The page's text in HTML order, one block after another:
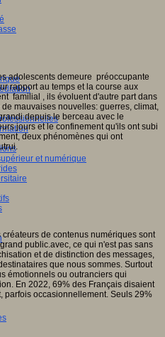
et numérique
adolescents demeure préoccupante
rapport au temps et la course aux
familial , ils évoluent d'autre part dans
mauvaises nouvelles: guerres, climat,
depuis le berceau avec le
jours et le confinement qu'ils ont subi
deux phénomènes qui ont
de contenus numériques sont
public.avec, ce qui n'est pas sans
et de distinction des messages,
que nous sommes. Surtout
émotionnels ou outranciers qui
En 2022, 69% des Français disaient
parfois occasionnellement. Seuls 29%